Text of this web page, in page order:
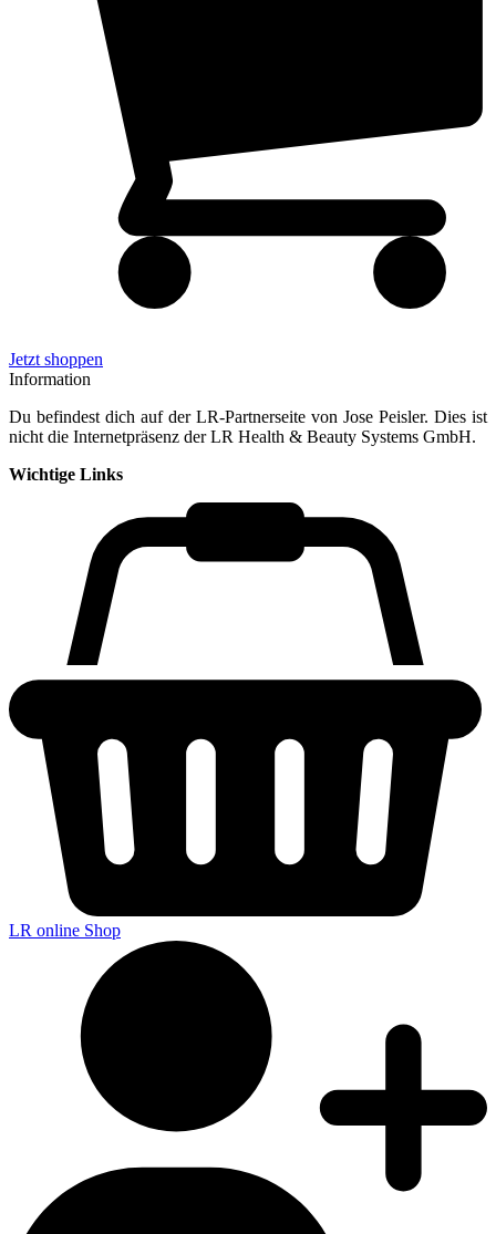
Jetzt shoppen
Information
Du befindest dich auf der LR-Partnerseite von Jose Peisler. Dies ist
nicht die Internetpräsenz der LR Health & Beauty Systems GmbH.
Wichtige Links
LR online Shop